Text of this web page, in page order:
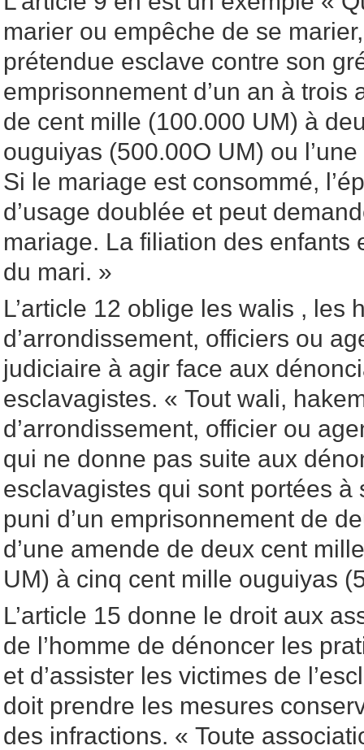
marier ou empêche de se
prétendue esclave contre son
emprisonnement d’un an à trois
de cent mille (100.000 UM) à
ouguiyas (500.00O UM) ou
Si le mariage est consommé,
d’usage doublée et peut
mariage. La filiation des enfants
du mari. »
L’article 12 oblige les walis , les
d’arrondissement, officiers ou
judiciaire à agir face aux
esclavagistes. « Tout wali,
d’arrondissement, officier ou
qui ne donne pas suite aux
esclavagistes qui sont portées à
puni d’un emprisonnement de
d’une amende de deux cent
UM) à cinq cent mille ouguiyas
L’article 15 donne le droit aux
de l’homme de dénoncer les
et d’assister les victimes de
doit prendre les mesures
des infractions. « Toute